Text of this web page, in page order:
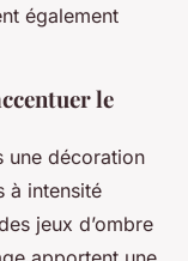
également
le
une décoration
à intensité
jeux d’ombre